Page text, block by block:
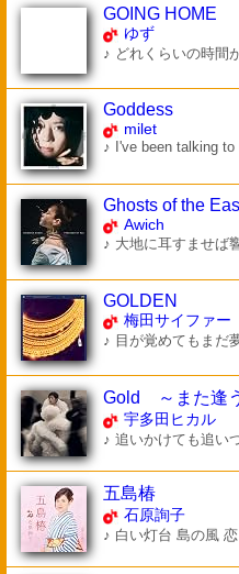
GOING HOME
ゆず
♪ どれくらいの時間
Goddess
milet
♪ I've been talking
Ghosts of the
Awich
♪ 大地に耳すませば
GOLDEN
梅田サイファー
♪ 目が覚めてもまだ
Gold ～また逢
宇多田ヒカル
♪ 追いかけても追い
五島椿
石原詢子
♪ 白い灯台 島の風